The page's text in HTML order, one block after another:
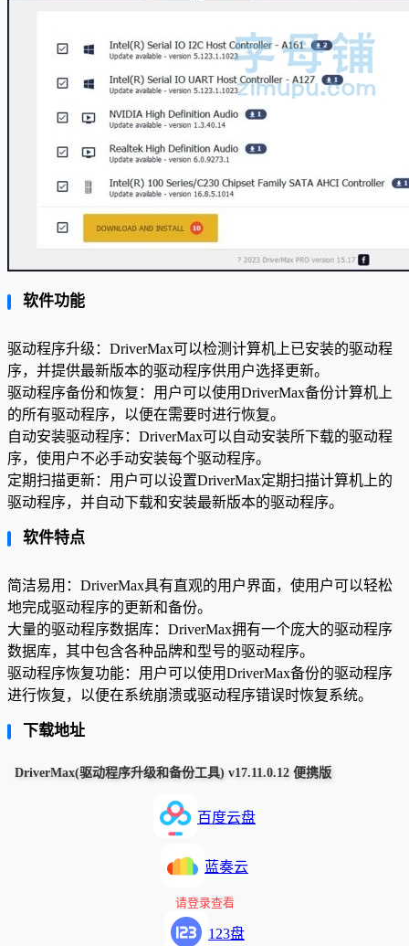
软件功能
驱动程序升级：DriverMax可以检测计算机上已安装的驱动程
序，并提供最新版本的驱动程序供用户选择更新。
驱动程序备份和恢复：用户可以使用DriverMax备份计算机上
的所有驱动程序，以便在需要时进行恢复。
自动安装驱动程序：DriverMax可以自动安装所下载的驱动程
序，使用户不必手动安装每个驱动程序。
定期扫描更新：用户可以设置DriverMax定期扫描计算机上的
驱动程序，并自动下载和安装最新版本的驱动程序。
软件特点
简洁易用：DriverMax具有直观的用户界面，使用户可以轻松
地完成驱动程序的更新和备份。
大量的驱动程序数据库：DriverMax拥有一个庞大的驱动程序
数据库，其中包含各种品牌和型号的驱动程序。
驱动程序恢复功能：用户可以使用DriverMax备份的驱动程序
进行恢复，以便在系统崩溃或驱动程序错误时恢复系统。
下载地址
DriverMax(驱动程序升级和备份工具) v17.11.0.12 便携版
百度云盘
蓝奏云
请登录查看
123盘